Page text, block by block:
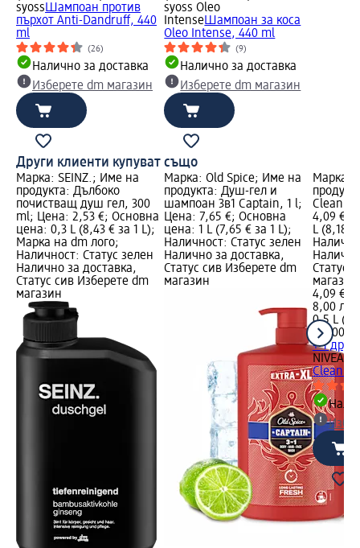
syossШампоан против
пърхот Anti-Dandruff, 440
ml
(26)
Налично за доставка
Изберете dm магазин
syoss Oleo
IntenseШампоан за коса
Oleo Intense, 440 ml
(9)
Налично за доставка
Изберете dm магазин
Други клиенти купуват също
Марка: SEINZ.; Име на
продукта: Дълбоко
почистващ душ гел, 300
ml; Цена: 2,53 €; Основна
цена: 0,3 L (8,43 € за 1 L);
Марка на dm лого;
Наличност: Статус зелен
Налично за доставка,
Статус сив Изберете dm
магазин
Марка: Old Spice; Име на
продукта: Душ-гел и
шампоан 3в1 Captain, 1 l;
Цена: 7,65 €; Основна
цена: 1 L (7,65 € за 1 L);
Наличност: Статус зелен
Налично за доставка,
Статус сив Изберете dm
магазин
Марка:
Clean
4,09 €;
L (8,18 €
Статус
магазин
4,09 €
8,00 лв.
0,5 L
(16,00
+ 1 друг
NIVEA
Clean